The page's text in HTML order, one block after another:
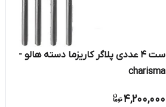
ست ۴ عددی پلاگر کاریزما دسته هالو -
charisma
4,200,000